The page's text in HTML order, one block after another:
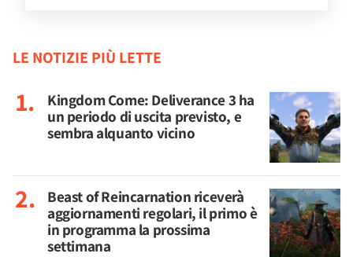
LE NOTIZIE PIÙ LETTE
Kingdom Come: Deliverance 3 ha
un periodo di uscita previsto, e
sembra alquanto vicino
Beast of Reincarnation riceverà
aggiornamenti regolari, il primo è
in programma la prossima
settimana